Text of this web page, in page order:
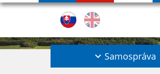
Samospráva